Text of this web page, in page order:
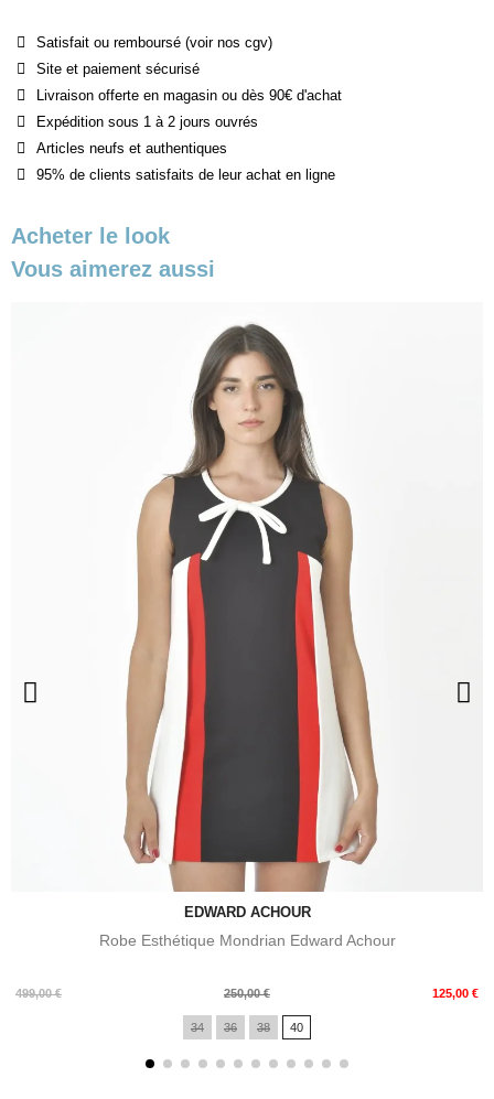
Satisfait ou remboursé (voir nos cgv)
Site et paiement sécurisé
Livraison offerte en magasin ou dès 90€ d'achat
Expédition sous 1 à 2 jours ouvrés
Articles neufs et authentiques
95% de clients satisfaits de leur achat en ligne
Acheter le look
Vous aimerez aussi
EDWARD ACHOUR
Robe Esthétique Mondrian Edward Achour
499,00 €
Prix
250,00 € 125,00 €
Prix
34 36 38 40